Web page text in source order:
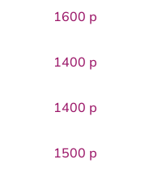
1600 р
1400 р
1400 р
1500 р